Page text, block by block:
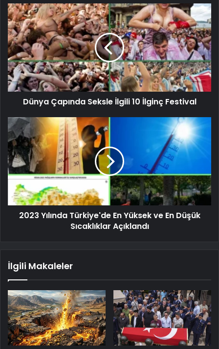
Dünya Çapında Seksle İlgili 10 İlginç Festival
2023 Yılında Türkiye'de En Yüksek ve En Düşük
Sıcaklıklar Açıklandı
İlgili Makaleler